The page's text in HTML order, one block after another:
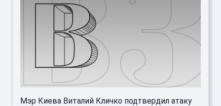
Мэр Киева Виталий Кличко подтвердил атаку